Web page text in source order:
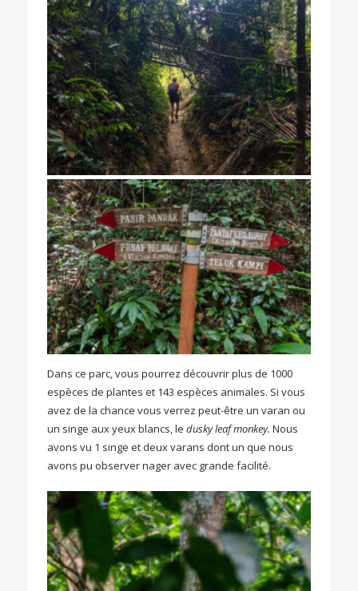
Dans ce parc, vous pourrez découvrir plus de 1000
espèces de plantes et 143 espèces animales. Si vous
avez de la chance vous verrez peut-être un varan ou
un singe aux yeux blancs, le dusky leaf monkey. Nous
avons vu 1 singe et deux varans dont un que nous
avons pu observer nager avec grande facilité.